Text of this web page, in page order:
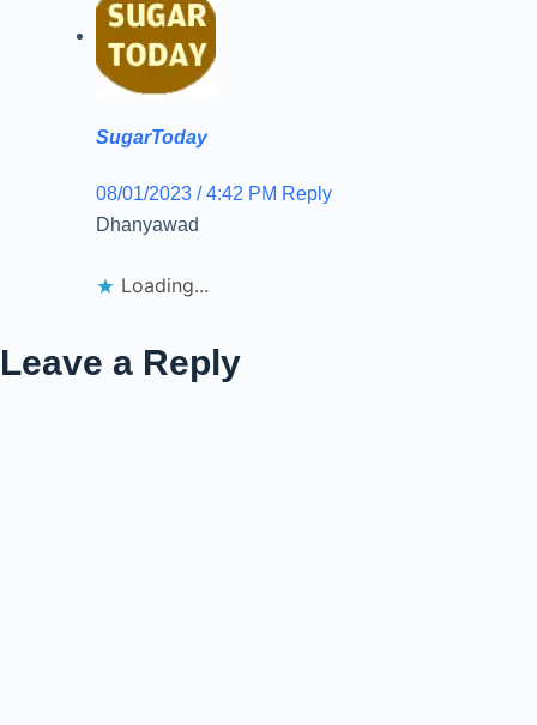
SugarToday
08/01/2023 / 4:42 PM Reply
Dhanyawad
Loading...
Leave a Reply